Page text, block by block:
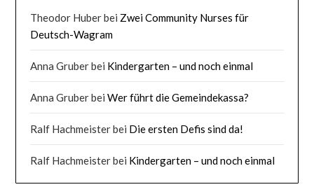
Theodor Huberbei Zwei Community Nurses für
Deutsch-Wagram
Anna Gruberbei Kindergarten – und noch einmal
Anna GruberbeiWer führt die Gemeindekassa?
Ralf Hachmeisterbei Die ersten Defis sind da!
Ralf Hachmeisterbei Kindergarten – und noch einmal